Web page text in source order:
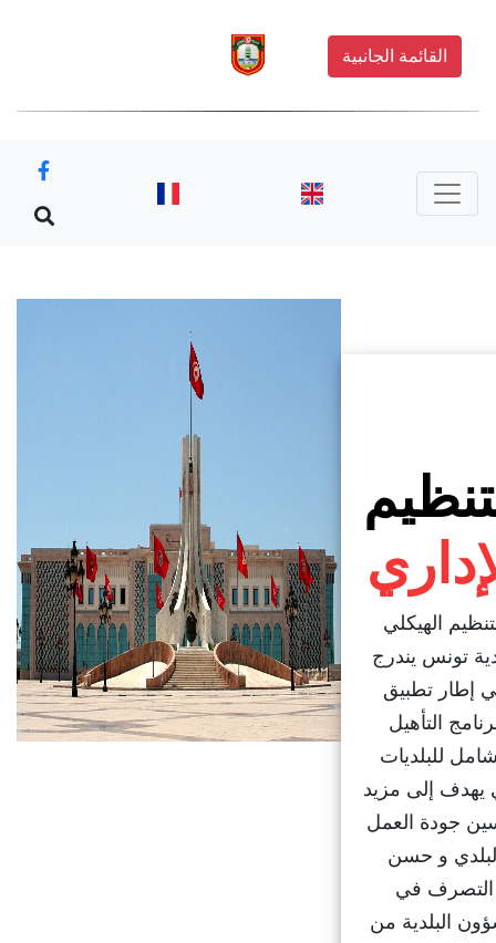
القائمة الجانبية
الهيكلي
تونس يندرج
إطار تطبيق
التأهيل
للبلديات
يهدف إلى مزيد
جودة العمل
و حسن
التصرف في
البلدية من